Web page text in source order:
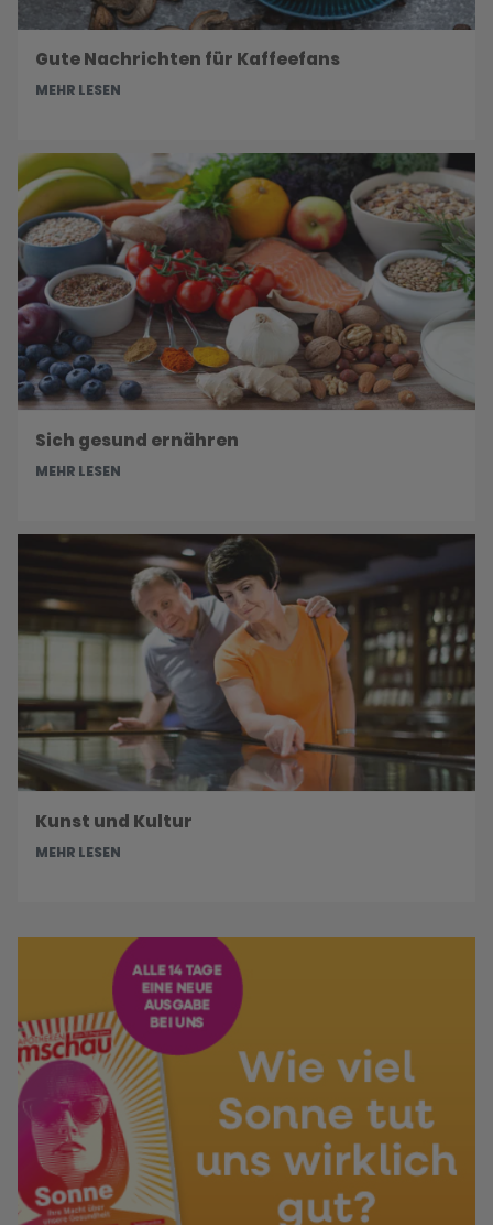
Gute Nachrichten für Kaffeefans
MEHR LESEN
Sich gesund ernähren
MEHR LESEN
Kunst und Kultur
MEHR LESEN